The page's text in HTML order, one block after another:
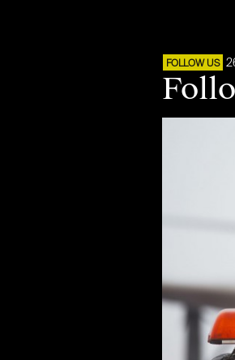
FOLLOW US